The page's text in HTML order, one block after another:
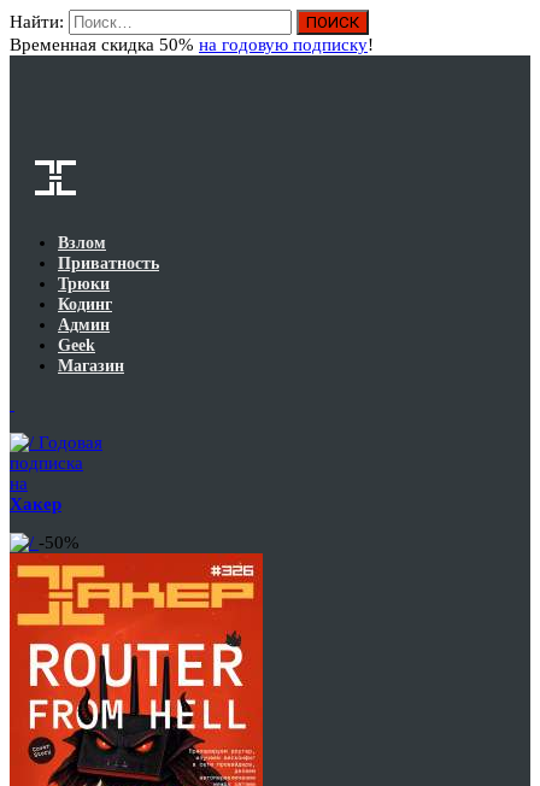
Найти:
Временная скидка 50% на годовую подписку!
Взлом
Приватность
Трюки
Кодинг
Админ
Geek
Магазин
Годовая
подписка
на
Хакер
-50%